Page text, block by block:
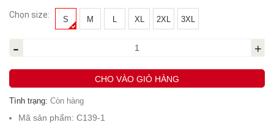
Chọn size: S M L XL 2XL 3XL
- +
CHO VÀO GIỎ HÀNG
Tình trạng: Còn hàng
Mã sản phẩm: C139-1